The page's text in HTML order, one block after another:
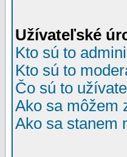
Užívateľské
Kto sú to
Kto sú to
Čo sú to
Ako sa môžem
Ako sa stanem